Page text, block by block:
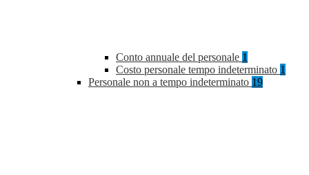
Conto annuale del personale 1
Costo personale tempo indeterminato 1
Personale non a tempo indeterminato 19